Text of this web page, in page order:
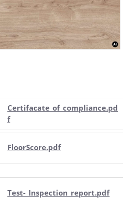
Certifacate_of_compliance.pd
f
FloorScore.pdf
Test-_Inspection_report.pdf